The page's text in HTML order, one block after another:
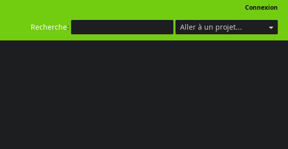
Connexion
Recherche: Aller à un projet...